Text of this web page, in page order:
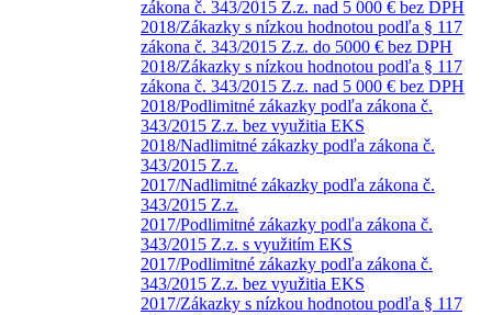
zákona č. 343/2015 Z.z. nad 5 000 € bez DPH
2018/Zákazky s nízkou hodnotou podľa § 117
zákona č. 343/2015 Z.z. do 5000 € bez DPH
2018/Zákazky s nízkou hodnotou podľa § 117
zákona č. 343/2015 Z.z. nad 5 000 € bez DPH
2018/Podlimitné zákazky podľa zákona č.
343/2015 Z.z. bez využitia EKS
2018/Nadlimitné zákazky podľa zákona č.
343/2015 Z.z.
2017/Nadlimitné zákazky podľa zákona č.
343/2015 Z.z.
2017/Podlimitné zákazky podľa zákona č.
343/2015 Z.z. s využitím EKS
2017/Podlimitné zákazky podľa zákona č.
343/2015 Z.z. bez využitia EKS
2017/Zákazky s nízkou hodnotou podľa § 117